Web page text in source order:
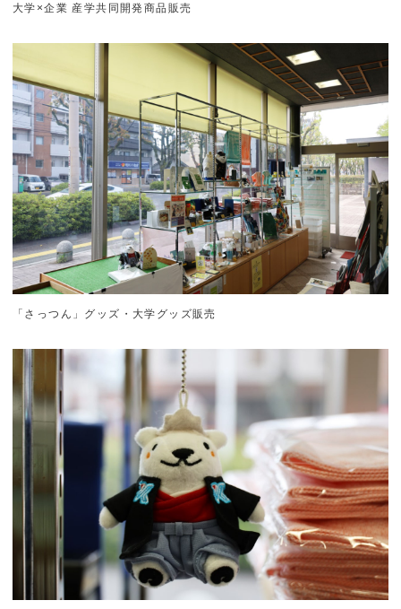
大学×企業 産学共同開発商品販売
「さっつん」グッズ・大学グッズ販売